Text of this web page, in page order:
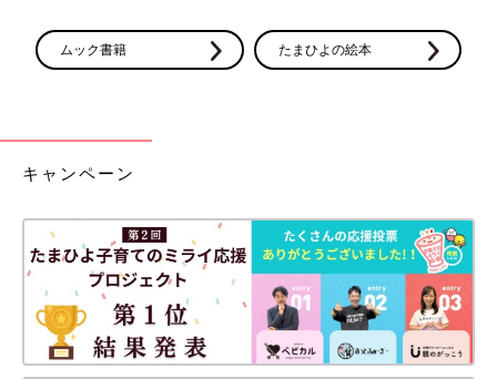
ムック書籍 たまひよの絵本
キャンペーン